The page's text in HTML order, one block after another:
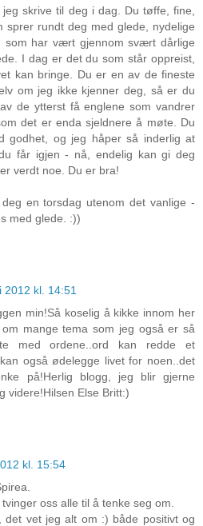
skrive til deg i dag. Du tøffe, fine,
sprer rundt deg med glede, nydelige
som har vært gjennom svært dårlige
I dag er det du som står oppreist,
kan bringe. Du er en av de fineste
om jeg ikke kjenner deg, så er du
de ytterst få englene som vandrer
det er enda sjeldnere å møte. Du
godhet, og jeg håper så inderlig at
får igjen - nå, endelig kan gi deg
verdt noe. Du er bra!
en torsdag utenom det vanlige -
med glede. :))
2012 kl. 14:51
min!Så koselig å kikke innom her
mange tema som jeg også er så
med ordene..ord kan redde et
også ødelegge livet for noen..det
på!Herlig blogg, jeg blir gjerne
videre!Hilsen Else Britt:)
kl. 15:54
oss alle til å tenke seg om.
det vet jeg alt om :) både positivt og